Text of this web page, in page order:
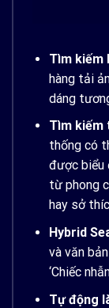
Tìm kiếm
hàng tải
dáng
Tìm kiếm
thống có
được biểu
từ phong
hay sở
Hybrid
và văn
‘Chiếc
Tự động